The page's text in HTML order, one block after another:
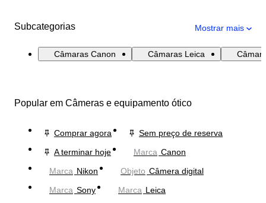
Subcategorias Mostrar mais
Câmaras Canon Câmaras Leica
Popular em Câmeras e equipamento ótico
Comprar agora
Sem preço de reserva
A terminar hoje
Marca Canon
Marca Nikon Objeto Câmera digital
Marca Sony Marca Leica